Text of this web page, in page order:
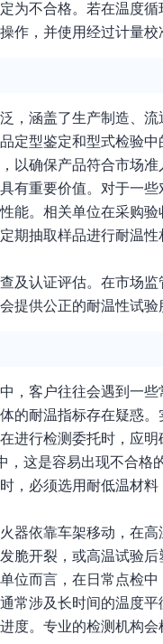
为不合格。若在温度
作，并使用经过计量
，涵盖了生产制造、
定型鉴定和型式检验
以确保产品符合市场准
有重要价值。对于一
能。相关单位在采购
期抽取样品进行耐温
及认证评估。在市场
提供公正的耐温性试
，客户往往会遇到一
的耐温指标存在疑惑
进行检测委托时，应
，这是容易出现不合
，必须选用耐低温材
器依靠车架移动，在
脆开裂，或高温试验
位而言，在日常点检
常涉及长时间的温度
度。专业的检测机构